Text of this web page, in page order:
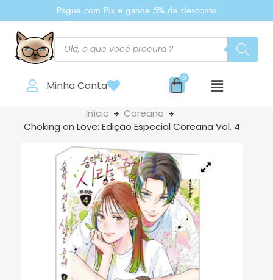
Pague com Pix e ganhe 5% de desconto
Minha Conta
Início
Coreano
Choking on Love: Edição Especial Coreana Vol. 4